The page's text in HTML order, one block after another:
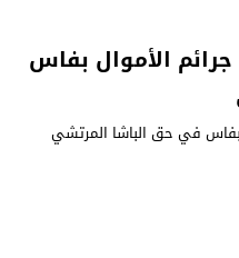
الأموال بفاس